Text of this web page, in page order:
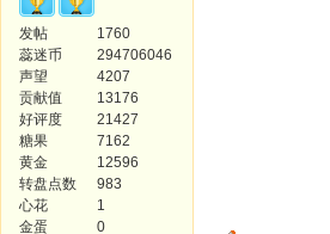
发帖
1760
蕊迷币
294706046
声望
4207
贡献值
13176
好评度
21427
糖果
7162
黄金
12596
转盘点数
983
心花
1
金蛋
0